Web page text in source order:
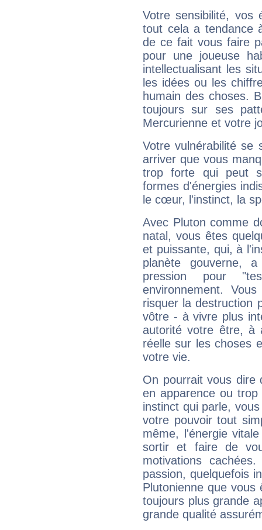
Votre sensibilité,
tout cela a tendance
de ce fait vous faire
pour une joueuse
intellectualisant les
les idées ou les
humain des choses.
toujours sur ses
Mercurienne et votre
Votre vulnérabilité se
arriver que vous
trop forte qui peut
formes d'énergies
le cœur, l'instinct, la
Avec Pluton comme
natal, vous êtes
et puissante, qui, à
planète gouverne,
pression pour
environnement.
risquer la destruction
vôtre - à vivre plus
autorité votre être, à
réelle sur les choses
votre vie.
On pourrait vous dire
en apparence ou
instinct qui parle,
votre pouvoir tout
même, l'énergie
sortir et faire de
motivations
passion, quelquefois
Plutonienne que
toujours plus grande
grande qualité